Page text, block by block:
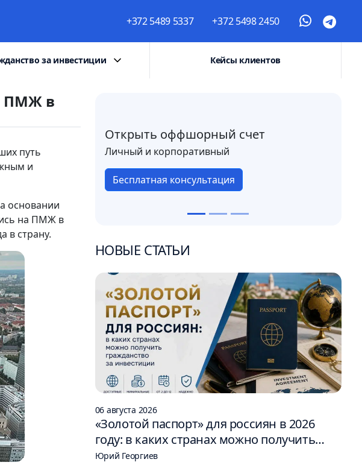
+372 5489 5337 +372 5498 2450
за инвестиции Кейсы клиентов
ПМЖ в
путь
и
основании
на ПМЖ в
в страну.
Открыть оффшорный счет
Личный и корпоративный
Бесплатная консультация
НОВЫЕ СТАТЬИ
06 августа 2026
«Золотой паспорт» для россиян в 2026
году: в каких странах можно получить
гражданство за инвестиции
Юрий Георгиев